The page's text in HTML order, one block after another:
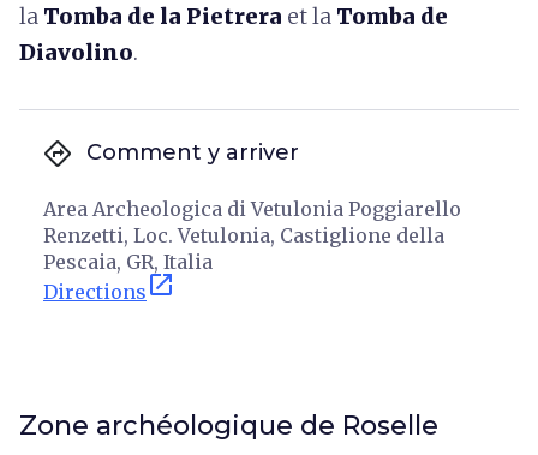
la Tomba de la Pietrera et la Tomba de
Diavolino.
directions Comment y arriver
Area Archeologica di Vetulonia Poggiarello
Renzetti, Loc. Vetulonia, Castiglione della
Pescaia, GR, Italia
Directions open_in_new
Zone archéologique de Roselle